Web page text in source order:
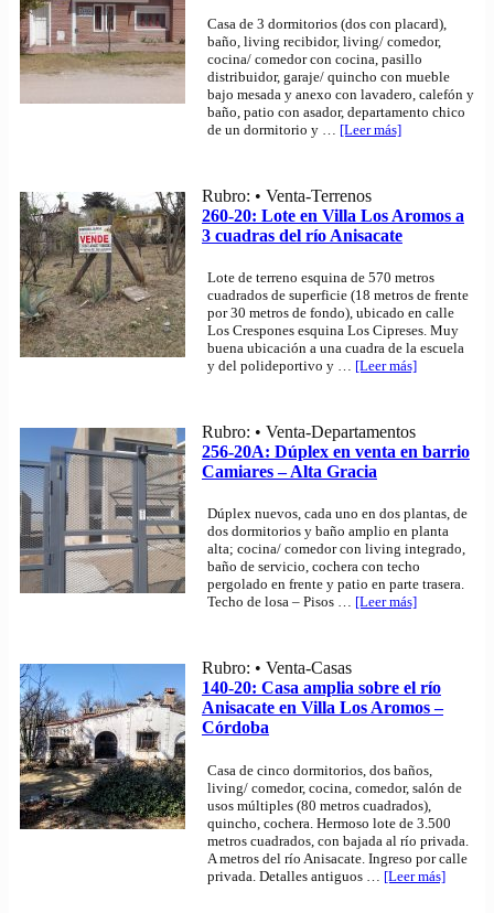
Casa de 3 dormitorios (dos con placard),
baño, living recibidor, living/ comedor,
cocina/ comedor con cocina, pasillo
distribuidor, garaje/ quincho con mueble
bajo mesada y anexo con lavadero, calefón y
baño, patio con asador, departamento chico
de un dormitorio y
[Leer más]
Rubro: • Venta-Terrenos
260-20: Lote en Villa Los Aromos a
3 cuadras del río Anisacate
Lote de terreno esquina de 570 metros
cuadrados de superficie (18 metros de frente
por 30 metros de fondo), ubicado en calle
Los Crespones esquina Los Cipreses. Muy
buena ubicación a una cuadra de la escuela
y del polideportivo y … [Leer más]
Rubro: • Venta-Departamentos
256-20A: Dúplex en venta en barrio
Camiares – Alta Gracia
Dúplex nuevos, cada uno en dos plantas, de
dos dormitorios y baño amplio en planta
alta; cocina/ comedor con living integrado,
baño de servicio, cochera con techo
pergolado en frente y patio en parte trasera.
Techo de losa – Pisos … [Leer más]
Rubro: • Venta-Casas
140-20: Casa amplia sobre el río
Anisacate en Villa Los Aromos –
Córdoba
Casa de cinco dormitorios, dos baños,
living/ comedor, cocina, comedor, salón de
usos múltiples (80 metros cuadrados),
quincho, cochera. Hermoso lote de 3.500
metros cuadrados, con bajada al río privada.
A metros del río Anisacate. Ingreso por calle
privada. Detalles antiguos
[Leer más]